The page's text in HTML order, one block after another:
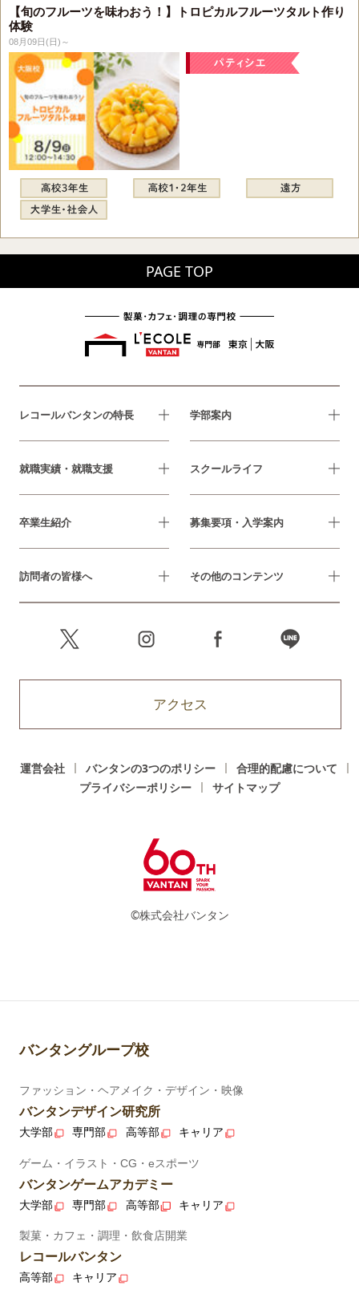
【旬のフルーツを味わおう！】トロピカルフルーツタルト作り
体験
08月09日(日)～
PAGE TOP
レコールバンタンの特長 学部案内
就職実績・就職支援 スクールライフ
卒業生紹介 募集要項・入学案内
訪問者の皆様へ その他のコンテンツ
アクセス
運営会社 バンタンの3つのポリシー
合理的配慮について
プライバシーポリシー
サイトマップ
©株式会社バンタン
バンタングループ校
ファッション・ヘアメイク・デザイン・映像
バンタンデザイン研究所
大学部 専門部 高等部 キャリア
ゲーム・イラスト・CG・eスポーツ
バンタンゲームアカデミー
大学部 専門部 高等部 キャリア
製菓・カフェ・調理・飲食店開業
レコールバンタン
高等部 キャリア